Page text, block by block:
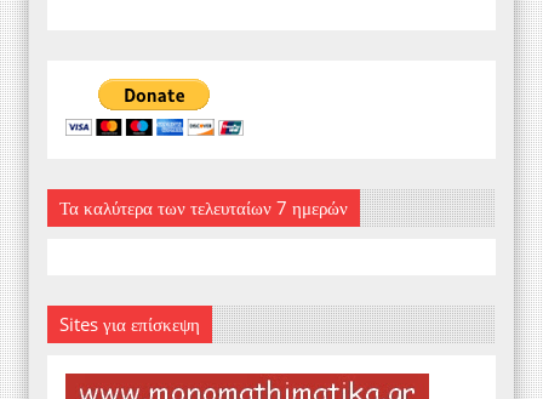
Τα καλύτερα των τελευταίων 7 ημερών
Sites για επίσκεψη